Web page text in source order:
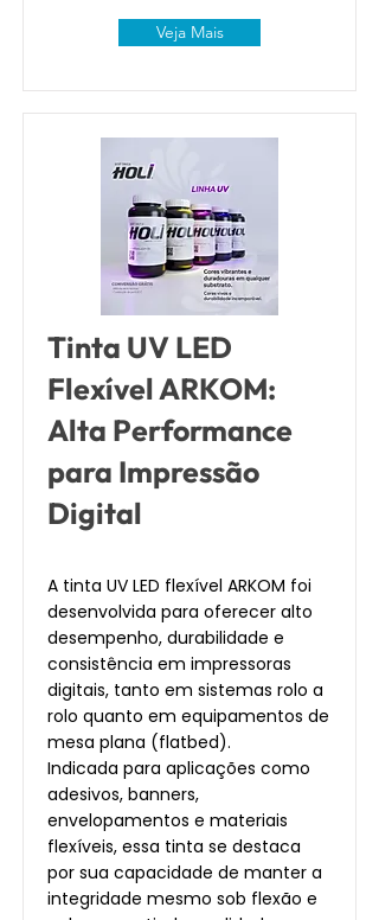
Veja Mais
Tinta UV LED
Flexível ARKOM:
Alta Performance
para Impressão
Digital
A tinta UV LED flexível ARKOM foi
desenvolvida para oferecer alto
desempenho, durabilidade e
consistência em impressoras
digitais, tanto em sistemas rolo a
rolo quanto em equipamentos de
mesa plana (flatbed).
Indicada para aplicações como
adesivos, banners,
envelopamentos e materiais
flexíveis, essa tinta se destaca
por sua capacidade de manter a
integridade mesmo sob flexão e